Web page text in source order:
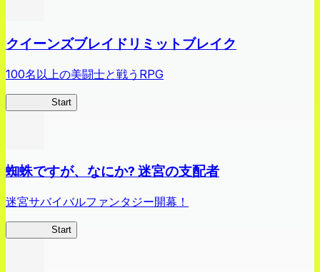
クイーンズブレイドリミットブレイク
100名以上の美闘士と戦うRPG
Start
蜘蛛ですが、なにか? 迷宮の支配者
迷宮サバイバルファンタジー開幕！
Start